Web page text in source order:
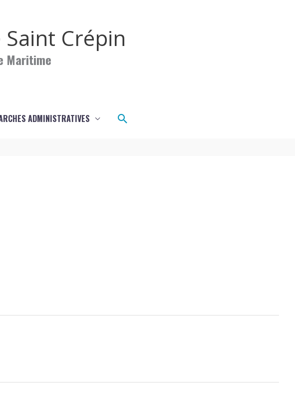
Crépin
Maritime
ADMINISTRATIVES Rechercher